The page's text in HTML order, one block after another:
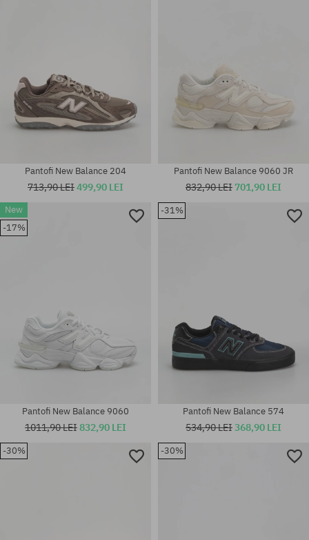
Mărimi existente:
36; 37; 37.5; 38.5; 40; 40.5; 43;
Pantofi New Balance 204
713,90 LEI499,90 LEI
Mărimi existente:
Pantofi New Balance 9060 JR
832,90 LEI 701,90 LEI
New
-17%
Pantofi New Balance 9060
1011,90 LEI832,90 LEI
-31%
Pantofi New Balance 574
534,90 LEI368,90 LEI
-30% -30%